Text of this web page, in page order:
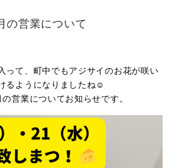
の営業について
って、町中でもアジサイのお花が咲い
るようになりましたね☺
営業についてお知らせです。